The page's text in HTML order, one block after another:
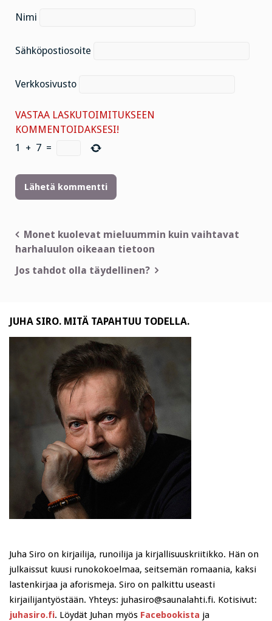
Nimi
Sähköpostiosoite
Verkkosivusto
VASTAA LASKUTOIMITUKSEEN
KOMMENTOIDAKSESI!
1
+ 7 =
Artikkelien
selaus
Monet kuolevat mieluummin kuin vaihtavat
harhaluulon oikeaan tietoon
Jos tahdot olla täydellinen?
JUHA SIRO. MITÄ TAPAHTUU TODELLA.
Juha Siro on kirjailija, runoilija ja kirjallisuuskriitikko. Hän on
julkaissut kuusi runokokoelmaa, seitsemän romaania, kaksi
lastenkirjaa ja aforismeja. Siro on palkittu useasti
kirjailijantyöstään. Yhteys: juhasiro@saunalahti.fi. Kotisivut:
juhasiro.fi. Löydät Juhan myös Facebookista ja